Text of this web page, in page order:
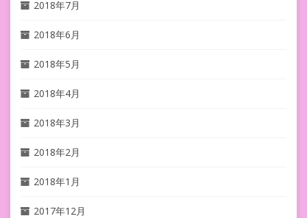
2018年7月
2018年6月
2018年5月
2018年4月
2018年3月
2018年2月
2018年1月
2017年12月